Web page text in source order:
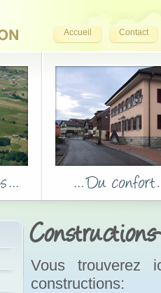
Accueil Contact
Vous trouverez
constructions: